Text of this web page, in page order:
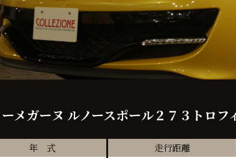
ーメガーヌ ルノースポール２７３トロ
年 式
走行距離